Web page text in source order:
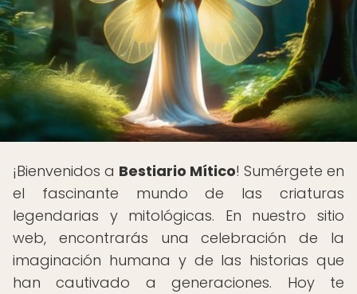
¡Bienvenidos a Bestiario Mítico! Sumérgete en
el fascinante mundo de las criaturas
legendarias y mitológicas. En nuestro sitio
web, encontrarás una celebración de la
imaginación humana y de las historias que
han cautivado a generaciones. Hoy te